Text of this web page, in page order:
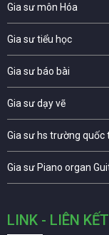
Gia sư môn Hóa
Gia sư tiểu học
Gia sư báo bài
Gia sư dạy vẽ
Gia sư hs trường quốc
Gia sư Piano organ
LINK - LIÊN KẾT